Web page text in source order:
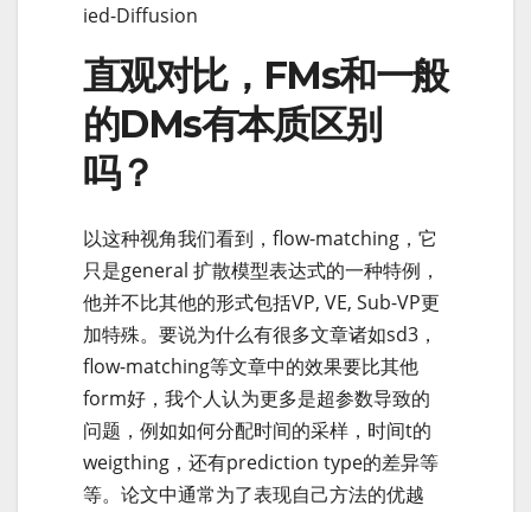
ied-Diffusion
直观对比，FMs和一般
的DMs有本质区别
吗？
以这种视角我们看到，flow-matching，它
只是general 扩散模型表达式的一种特例，
他并不比其他的形式包括VP, VE, Sub-VP更
加特殊。要说为什么有很多文章诸如sd3，
flow-matching等文章中的效果要比其他
form好，我个人认为更多是超参数导致的
问题，例如如何分配时间的采样，时间t的
weigthing，还有prediction type的差异等
等。论文中通常为了表现自己方法的优越